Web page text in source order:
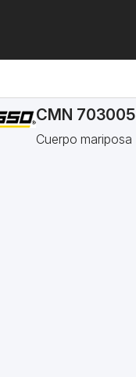
CMN 703005
Cuerpo mariposa